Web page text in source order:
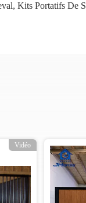
, Kits Portatifs De